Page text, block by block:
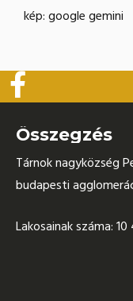
kép: google gemini
Összegzés
Tárnok nagyközség
budapesti
Lakosainak száma: